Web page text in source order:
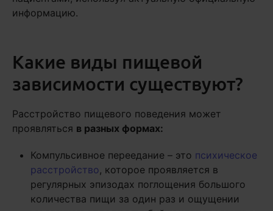
информацию.
Какие виды пищевой
зависимости существуют?
Расстройство пищевого поведения может
проявляться в разных формах:
Компульсивное переедание – это психическое
расстройство, которое проявляется в
регулярных эпизодах поглощения большого
количества пищи за один раз и ощущении